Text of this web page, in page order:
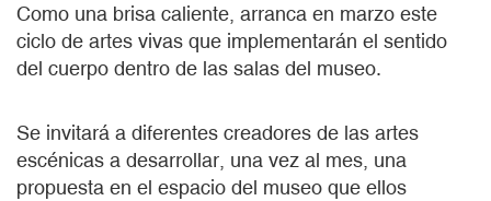
Como una brisa caliente, arranca en marzo este
ciclo de artes vivas que implementarán el sentido
del cuerpo dentro de las salas del museo.
Se invitará a diferentes creadores de las artes
escénicas a desarrollar, una vez al mes, una
propuesta en el espacio del museo que ellos